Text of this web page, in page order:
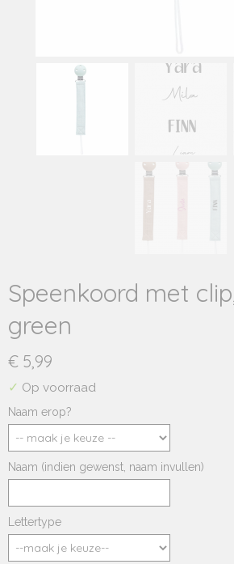
Speenkoord met
green
€ 5,99
✓ Op voorraad
Naam erop?
Naam (indien gewenst, naam invullen)
Lettertype